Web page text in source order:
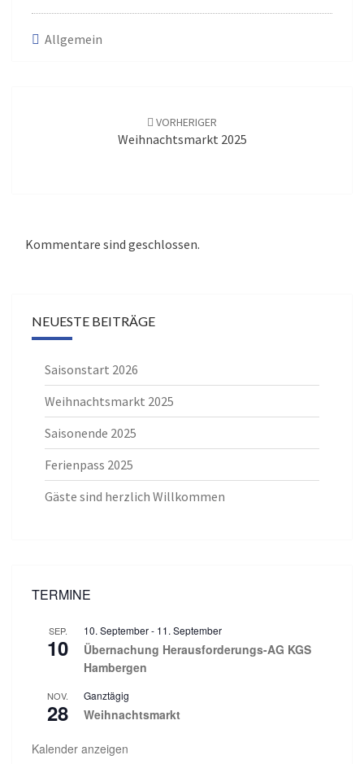
Allgemein
VORHERIGER
Weihnachtsmarkt 2025
Kommentare sind geschlossen.
NEUESTE BEITRÄGE
Saisonstart 2026
Weihnachtsmarkt 2025
Saisonende 2025
Ferienpass 2025
Gäste sind herzlich Willkommen
TERMINE
SEP.
10
10. September- 11. September
Übernachung Herausforderungs-AG KGS
Hambergen
NOV.
28
Ganztägig
Weihnachtsmarkt
Kalender anzeigen